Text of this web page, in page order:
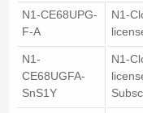
N1-CE68UPG-
F-A
N1-
N1-
CE68UGFA-
SnS1Y
N1-